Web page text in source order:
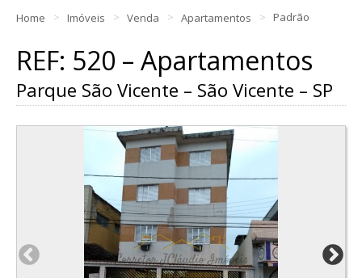
Home Imóveis Venda Apartamentos Padrão
REF: 520 – Apartamentos
Parque São Vicente – São Vicente – SP